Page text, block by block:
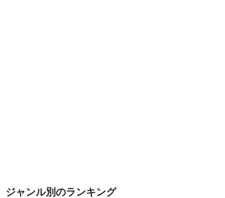
ジャンル別のランキング